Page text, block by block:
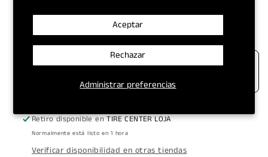
Administrar preferencias
Aceptar
Rechazar
TODOS LOS PRECIOS
INCLUYEN IVA
ENVÍOS A NIVEL
Retiro disponible enTIRE CENTER LOJA
Normalmente está listo en 1 hora
Verificar disponibilidad en otras tiendas